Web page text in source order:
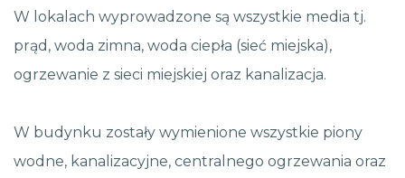
W lokalach wyprowadzone są wszystkie media tj.
prąd, woda zimna, woda ciepła (sieć miejska),
ogrzewanie z sieci miejskiej oraz kanalizacja.
W budynku zostały wymienione wszystkie piony
wodne, kanalizacyjne, centralnego ogrzewania oraz